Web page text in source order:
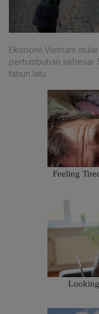
Ekonomi Vietnam
pertumbuhan sebesar
tahun lalu.